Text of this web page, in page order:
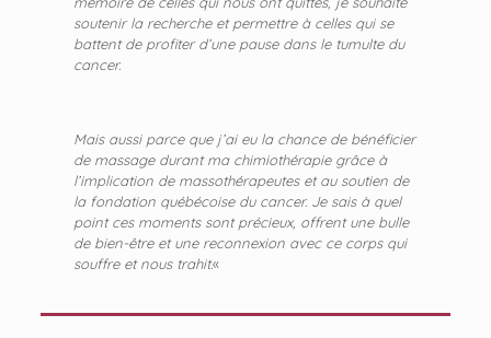
soutenir la recherche et permettre à celles qui se
battent de profiter d’une pause dans le tumulte du
cancer.​
Mais aussi parce que j’ai eu la chance de bénéficier
de massage durant ma chimiothérapie grâce à
l’implication de massothérapeutes et au soutien de
la fondation québécoise du cancer. Je sais à quel
point ces moments sont précieux, offrent une bulle
de bien-être et une reconnexion avec ce corps qui
souffre et nous trahit.«